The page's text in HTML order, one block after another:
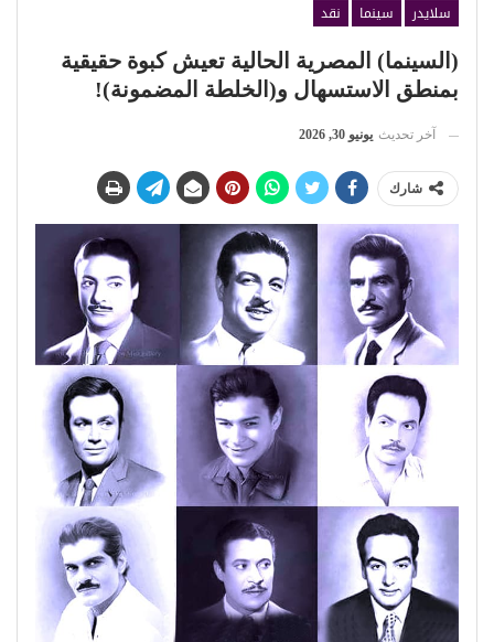
سلايدر سينما
نقد
(السينما) المصرية الحالية تعيش كبوة حقيقية
بمنطق الاستسهال و(الخلطة المضمونة)!
آخر تحديث يونيو 30, 2026
شارك